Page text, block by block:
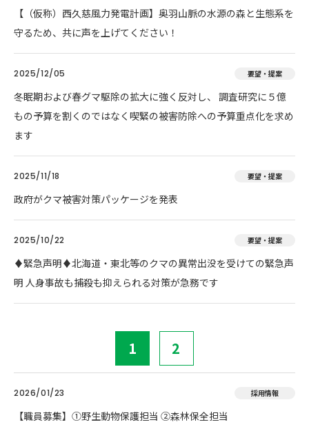
【（仮称）西久慈風力発電計画】奥羽山脈の水源の森と生態系を
守るため、共に声を上げてください！
2025/12/05 要望・提案
冬眠期および春グマ駆除の拡大に強く反対し、 調査研究に５億
もの予算を割くのではなく喫緊の被害防除への予算重点化を求め
ます
2025/11/18 要望・提案
政府がクマ被害対策パッケージを発表
2025/10/22 要望・提案
♦️緊急声明♦️北海道・東北等のクマの異常出没を受けての緊急声
明 人身事故も捕殺も抑えられる対策が急務です
1 2
2026/01/23 採用情報
【職員募集】①野生動物保護担当 ②森林保全担当